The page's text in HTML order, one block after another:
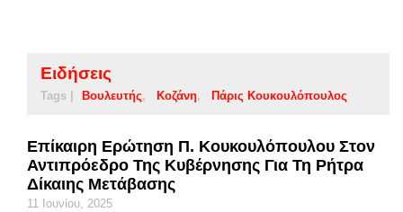
Ειδήσεις
Tags | Βουλευτής Κοζάνη Πάρις Κουκουλόπουλος
Επίκαιρη Ερώτηση Π. Κουκουλόπουλου Στον
Αντιπρόεδρο Της Κυβέρνησης Για Τη Ρήτρα
Δίκαιης Μετάβασης
11 Ιουνίου, 2025